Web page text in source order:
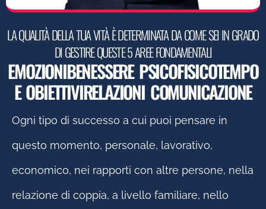
LA QUALITÀ DELLA TUA VITÀ È DETERMINATA DA COME SEI IN GRADO
DI GESTIRE QUESTE 5 AREE FONDAMENTALI
EMOZIONIBENESSERE PSICOFISICOTEMPO
E OBIETTIVIRELAZIONI COMUNICAZIONE
Ogni tipo di successo a cui puoi pensare in
questo momento, personale, lavorativo,
economico, nei rapporti con altre persone, nella
relazione di coppia, a livello familiare, nello